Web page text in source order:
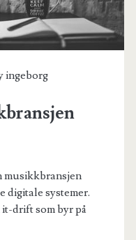
ingeborg
musikkbransjen
digitale systemer.
drift som byr på